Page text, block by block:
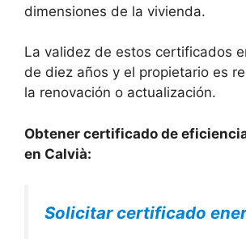
dimensiones de la vivienda.
La validez de estos certificados
de diez años y el propietario es
la renovación o actualización.
Obtener certificado de
en Calvià:
Solicitar certificado